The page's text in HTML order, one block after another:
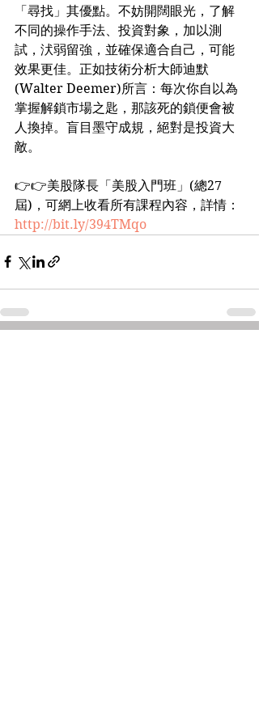
「尋找」其優點。不妨開闊眼光，了解
不同的操作手法、投資對象，加以測
試，汱弱留強，並確保適合自己，可能
效果更佳。正如技術分析大師迪默
(Walter Deemer)所言：每次你自以為
掌握解鎖市場之匙，那該死的鎖便會被
人換掉。盲目墨守成規，絕對是投資大
敵。
👉👉美股隊長「美股入門班」(總27
屆)，可網上收看所有課程內容，詳情：
http://bit.ly/394TMqo